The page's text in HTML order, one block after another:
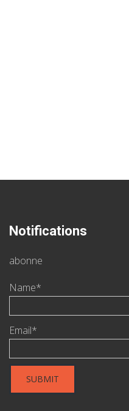
Notifications
abonne
Name*
Email*